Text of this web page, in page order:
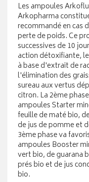
Les ampoules
Arkopharma
recommandé en cas
perte de poids. Ce
successives de 10
action détoxifiante,
à base d'extrait de
l'élimination des
sureau aux vertus
citron. La 2ème
ampoules Starter
feuille de maté bio,
de jus de pomme et
3ème phase va
ampoules Booster
vert bio, de guarana
prés bio et de jus
bio.